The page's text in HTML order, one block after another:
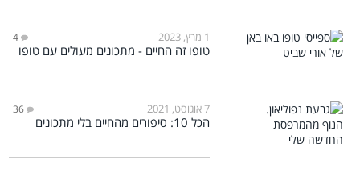
1 מרץ, 2023 4
טופו זה החיים - מתכונים מעולים עם טופו
7 אוגוסט, 2021 36
הכל 10: סיפורים מהחיים בלי מתכונים